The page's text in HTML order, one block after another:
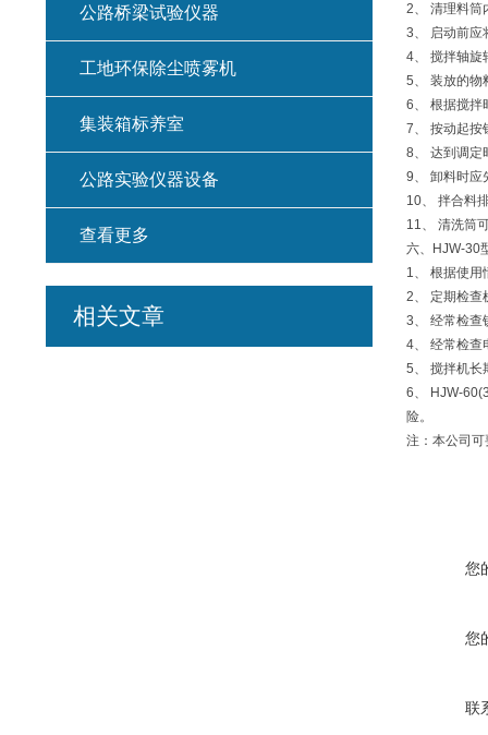
2、 清理料筒
3、 启动前应
4、 搅拌轴旋
5、 装放的物
6、 根据搅拌
7、 按动起按
8、 达到调定
9、 卸料时应
10、 拌合料
11、 清洗筒
六、HJW-30
1、 根据使用
2、 定期检查
3、 经常检查
4、 经常检查
5、 搅拌机长
6、 HJW-
险。
注：本公司
您
您
联
公路桥梁试验仪器
工地环保除尘喷雾机
集装箱标养室
公路实验仪器设备
查看更多
相关文章